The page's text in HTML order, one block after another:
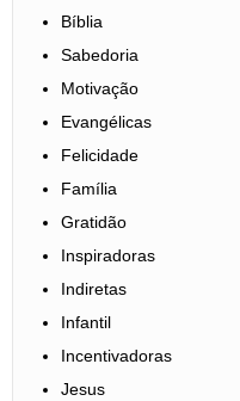
Bíblia
Sabedoria
Motivação
Evangélicas
Felicidade
Família
Gratidão
Inspiradoras
Indiretas
Infantil
Incentivadoras
Jesus